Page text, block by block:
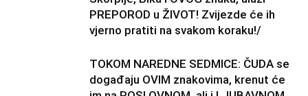
PREPOROD u ŽIVOT! Zvijezde će ih
vjerno pratiti na svakom koraku!/
TOKOM NAREDNE SEDMICE: ČUDA se
događaju OVIM znakovima, krenut će